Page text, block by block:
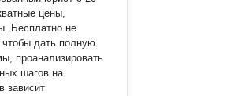
цены,
чтобы дать полную
проанализировать
шагов на
зависит